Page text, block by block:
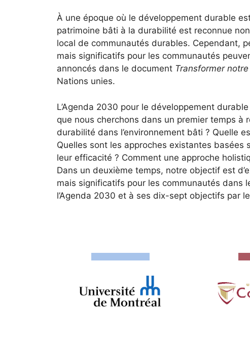
À une époque où le développement durable
patrimoine bâti à la durabilité est reconnue
local de communautés durables. Cependant,
mais significatifs pour les communautés
annoncés dans le document Transformer
Nations unies.
L’Agenda 2030 pour le développement
que nous cherchons dans un premier temps
durabilité dans l’environnement bâti ? Quelle
Quelles sont les approches existantes
leur efficacité ? Comment une approche
Dans un deuxième temps, notre objectif est
mais significatifs pour les communautés dans
l’Agenda 2030 et à ses dix-sept objectifs par